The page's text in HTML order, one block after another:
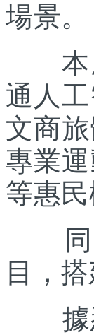
場景。
本屆
通人
文商
專業
等惠民
同時
目，
據悉